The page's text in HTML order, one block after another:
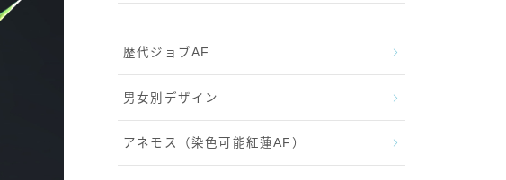
歴代ジョブAF
男女別デザイン
アネモス（染色可能紅蓮AF）